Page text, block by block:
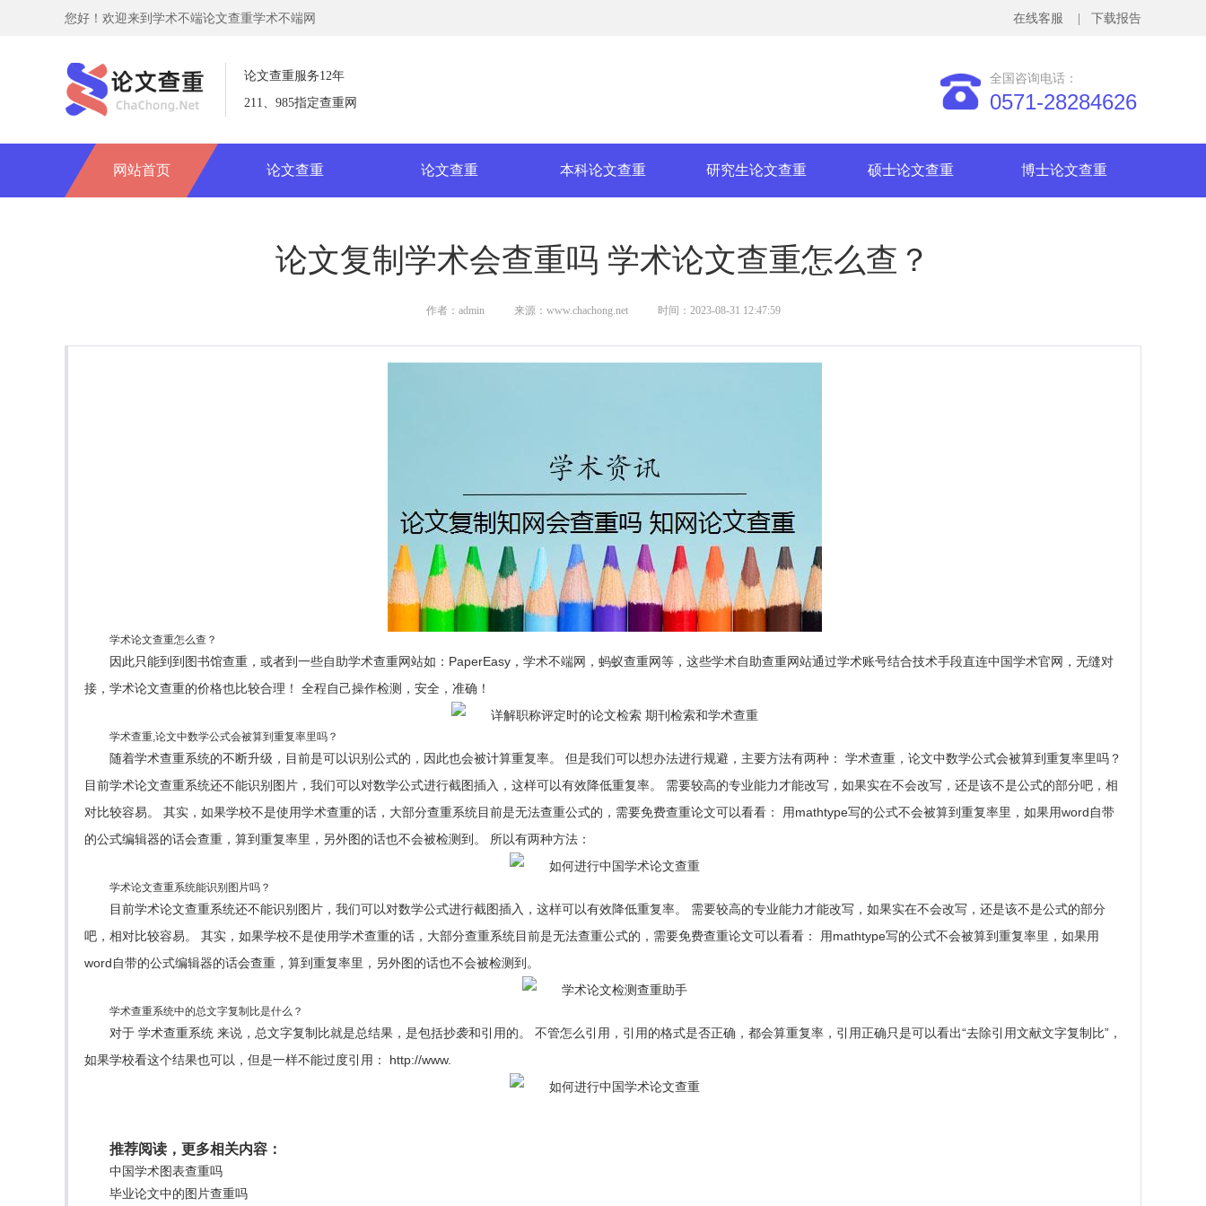
您好！欢迎来到学术不端论文查重学术不端网
网站首页 论文查重 论文查重 本科论文查重 研究生论文查重 硕士论文查重 博士论文查重
论文查重服务12年
211、985指定查重网
全国咨询电话：
0571-28284626
| 下载报告
在线客服
论文复制学术会查重吗 学术论文查重怎么查？
作者：admin 来源：www.chachong.net 时间：2023-08-31 12:47:59
学术论文查重怎么查？
因此只能到到图书馆查重，或者到一些自助学术查重网站如：PaperEasy，学术不端网，蚂蚁查重网等，这些学术自助查重网站通过学术账号结合技术手段直连中国学术官网，无缝对
接，学术论文查重的价格也比较合理！ 全程自己操作检测，安全，准确！
学术查重,论文中数学公式会被算到重复率里吗？
随着学术查重系统的不断升级，目前是可以识别公式的，因此也会被计算重复率。 但是我们可以想办法进行规避，主要方法有两种： 学术查重，论文中数学公式会被算到重复率里吗？
目前学术论文查重系统还不能识别图片，我们可以对数学公式进行截图插入，这样可以有效降低重复率。 需要较高的专业能力才能改写，如果实在不会改写，还是该不是公式的部分吧，相
对比较容易。 其实，如果学校不是使用学术查重的话，大部分查重系统目前是无法查重公式的，需要免费查重论文可以看看： 用mathtype写的公式不会被算到重复率里，如果用word自带
的公式编辑器的话会查重，算到重复率里，另外图的话也不会被检测到。 所以有两种方法：
学术论文查重系统能识别图片吗？
目前学术论文查重系统还不能识别图片，我们可以对数学公式进行截图插入，这样可以有效降低重复率。 需要较高的专业能力才能改写，如果实在不会改写，还是该不是公式的部分
吧，相对比较容易。 其实，如果学校不是使用学术查重的话，大部分查重系统目前是无法查重公式的，需要免费查重论文可以看看： 用mathtype写的公式不会被算到重复率里，如果用
word自带的公式编辑器的话会查重，算到重复率里，另外图的话也不会被检测到。
学术查重系统中的总文字复制比是什么？
对于 学术查重系统 来说，总文字复制比就是总结果，是包括抄袭和引用的。 不管怎么引用，引用的格式是否正确，都会算重复率，引用正确只是可以看出“去除引用文献文字复制比”，
如果学校看这个结果也可以，但是一样不能过度引用： http://www.
推荐阅读，更多相关内容：
中国学术图表查重吗
毕业论文中的图片查重吗